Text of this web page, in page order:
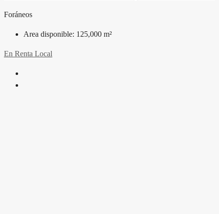
Foráneos
Area disponible: 125,000 m²
En Renta Local